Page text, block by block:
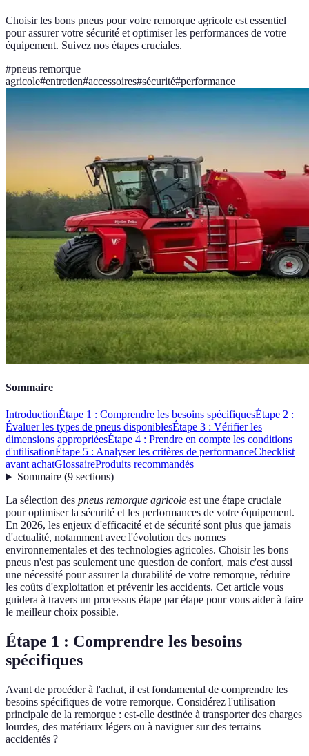
Choisir les bons pneus pour votre remorque agricole est essentiel
pour assurer votre sécurité et optimiser les performances de votre
équipement. Suivez nos étapes cruciales.
#pneus remorque
agricole#entretien#accessoires#sécurité#performance
Sommaire
IntroductionÉtape 1 : Comprendre les besoins spécifiquesÉtape 2 :
Évaluer les types de pneus disponiblesÉtape 3 : Vérifier les
dimensions appropriéesÉtape 4 : Prendre en compte les conditions
d'utilisationÉtape 5 : Analyser les critères de performanceChecklist
avant achatGlossaireProduits recommandés
Sommaire(9 sections)
La sélection des pneus remorque agricole est une étape cruciale
pour optimiser la sécurité et les performances de votre équipement.
En 2026, les enjeux d'efficacité et de sécurité sont plus que jamais
d'actualité, notamment avec l'évolution des normes
environnementales et des technologies agricoles. Choisir les bons
pneus n'est pas seulement une question de confort, mais c'est aussi
une nécessité pour assurer la durabilité de votre remorque, réduire
les coûts d'exploitation et prévenir les accidents. Cet article vous
guidera à travers un processus étape par étape pour vous aider à faire
le meilleur choix possible.
Étape 1 : Comprendre les besoins
spécifiques
Avant de procéder à l'achat, il est fondamental de comprendre les
besoins spécifiques de votre remorque. Considérez l'utilisation
principale de la remorque : est-elle destinée à transporter des charges
lourdes, des matériaux légers ou à naviguer sur des terrains
accidentés ?